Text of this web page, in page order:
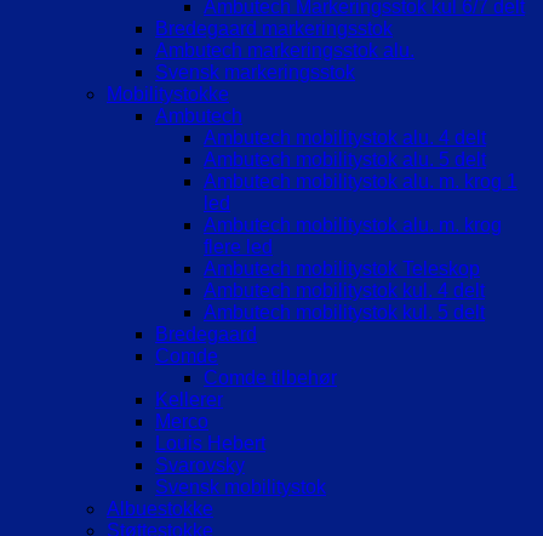
Ambutech Markeringsstok kul 6/7 delt
Bredegaard markeringsstok
Ambutech markeringsstok alu.
Svensk markeringsstok
Mobilitystokke
Ambutech
Ambutech mobilitystok alu. 4 delt
Ambutech mobilitystok alu. 5 delt
Ambutech mobilitystok alu. m. krog 1
led
Ambutech mobilitystok alu. m. krog
flere led
Ambutech mobilitystok Teleskop
Ambutech mobilitystok kul. 4 delt
Ambutech mobilitystok kul. 5 delt
Bredegaard
Comde
Comde tilbehør
Kellerer
Merco
Louis Hebert
Svarovsky
Svensk mobilitystok
Albuestokke
Støttestokke